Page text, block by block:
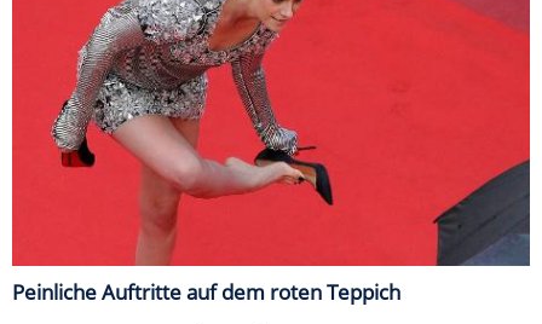
Peinliche Auftritte auf dem roten Teppich